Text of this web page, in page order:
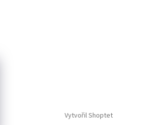
Vytvořil Shoptet